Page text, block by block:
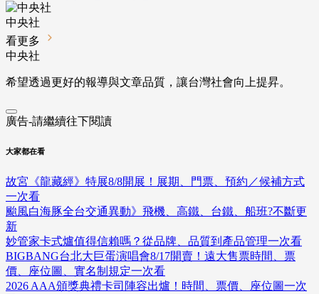
中央社
看更多
中央社
希望透過更好的報導與文章品質，讓台灣社會向上提昇。
廣告-請繼續往下閱讀
大家都在看
故宮《龍藏經》特展8/8開展！展期、門票、預約／候補方式
一次看
颱風白海豚全台交通異動》飛機、高鐵、台鐵、船班?不斷更
新
妙管家卡式爐值得信賴嗎？從品牌、品質到產品管理一次看
BIGBANG台北大巨蛋演唱會8/17開賣！遠大售票時間、票
價、座位圖、實名制規定一次看
2026 AAA頒獎典禮卡司陣容出爐！時間、票價、座位圖一次